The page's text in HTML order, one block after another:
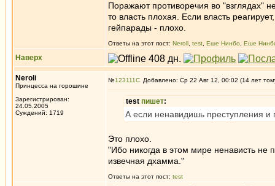
Поражают противоречия во "взглядах"
то власть плохая. Если власть
гейпарады - плохо.
Ответы на этот пост: Neroli test Еше Нинбо Еше
Наверх
Neroli
Принцесса на горошине
Зарегистрирован:
24.05.2005
Суждений: 1719
№123111 Добавлено: Ср 22 Авг 12, 00:02 (14 лет
test пишет:
А если ненавидишь преступления и
Это плохо.
"Ибо никогда в этом мире ненависть не
извечная дхамма."
Ответы на этот пост: test